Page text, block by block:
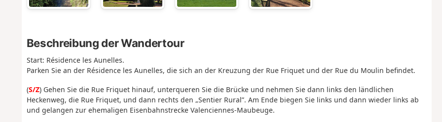
Beschreibung der Wandertour
Start: Résidence les Aunelles.
Parken Sie an der Résidence les Aunelles, die sich an der Kreuzung der Rue Friquet und der Rue du Moulin befindet.
(S/Z) Gehen Sie die Rue Friquet hinauf, unterqueren Sie die Brücke und nehmen Sie dann links den ländlichen
Heckenweg, die Rue Friquet, und dann rechts den „Sentier Rural”. Am Ende biegen Sie links und dann wieder links ab
und gelangen zur ehemaligen Eisenbahnstrecke Valenciennes-Maubeuge.